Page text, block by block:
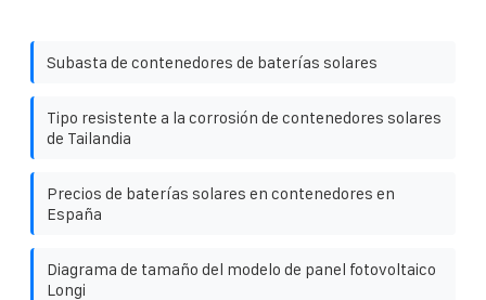
Subasta de contenedores de baterías solares
Tipo resistente a la corrosión de contenedores solares
de Tailandia
Precios de baterías solares en contenedores en
España
Diagrama de tamaño del modelo de panel fotovoltaico
Longi